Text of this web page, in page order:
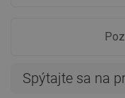
Spýtajte sa na